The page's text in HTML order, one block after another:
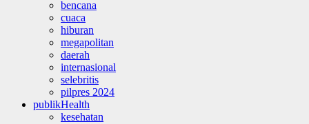
bencana
cuaca
hiburan
megapolitan
daerah
internasional
selebritis
pilpres 2024
publikHealth
kesehatan